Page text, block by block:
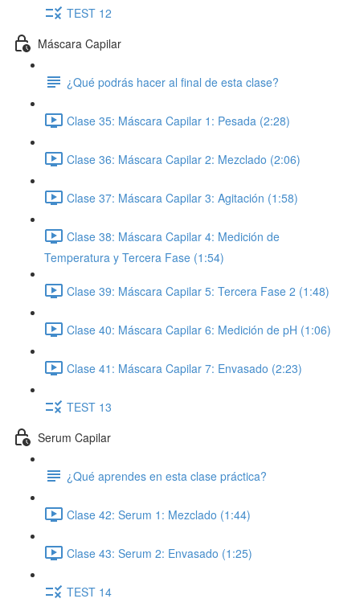
TEST 12
Máscara Capilar
¿Qué podrás hacer al final de esta clase?
Clase 35: Máscara Capilar 1: Pesada (2:28)
Clase 36: Máscara Capilar 2: Mezclado (2:06)
Clase 37: Máscara Capilar 3: Agitación (1:58)
Clase 38: Máscara Capilar 4: Medición de
Temperatura y Tercera Fase (1:54)
Clase 39: Máscara Capilar 5: Tercera Fase 2 (1:48)
Clase 40: Máscara Capilar 6: Medición de pH (1:06)
Clase 41: Máscara Capilar 7: Envasado (2:23)
TEST 13
Serum Capilar
¿Qué aprendes en esta clase práctica?
Clase 42: Serum 1: Mezclado (1:44)
Clase 43: Serum 2: Envasado (1:25)
TEST 14